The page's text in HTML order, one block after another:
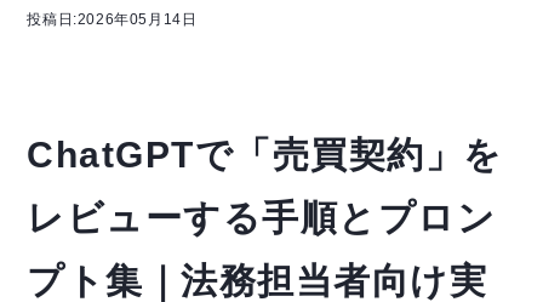
投稿日:2026年05月14日
ChatGPTで「売買契約」を
レビューする手順とプロン
プト集｜法務担当者向け実